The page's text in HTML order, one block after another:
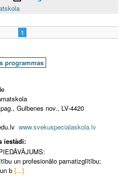
1
programmas
Gulbenes nov., LV-4420
www.svekuspecialaskola.lv
iestādi:
un profesionālo pamatizglītību;
b [...]